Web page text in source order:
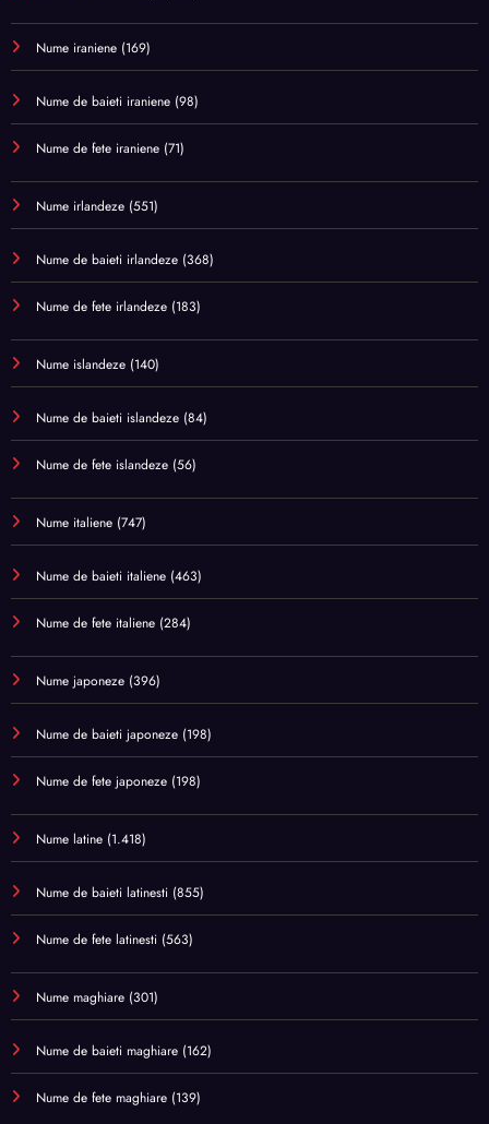
Nume iraniene (169)
Nume de baieti iraniene (98)
Nume de fete iraniene (71)
Nume irlandeze (551)
Nume de baieti irlandeze (368)
Nume de fete irlandeze (183)
Nume islandeze (140)
Nume de baieti islandeze (84)
Nume de fete islandeze (56)
Nume italiene (747)
Nume de baieti italiene (463)
Nume de fete italiene (284)
Nume japoneze (396)
Nume de baieti japoneze (198)
Nume de fete japoneze (198)
Nume latine (1.418)
Nume de baieti latinesti (855)
Nume de fete latinesti (563)
Nume maghiare (301)
Nume de baieti maghiare (162)
Nume de fete maghiare (139)